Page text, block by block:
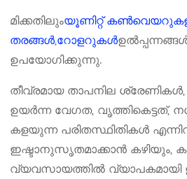
മിക്കതിലുംയൂണിറ്റ്
തരങ്ങൾ,റോളറുകൾ
ഉപയോഗിക്കുന്നു.
തീവ്രമായ താപനില
ഉയർന്ന വേഗത, വൃത്തികെട്ടത്,
കളയുന്ന പരിതസ്ഥിതികൾ
ഇഷ്ടാനുസൃതമാക്കാൻ കഴിയും,
വ്യവസായത്തിൽ വ്യാപകമായി